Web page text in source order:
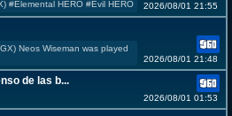
#Elemental HERO #Evil HERO 2026/08/01 21:55
Neos Wiseman was played
2026/08/01 21:48
de las b...
2026/08/01 01:53